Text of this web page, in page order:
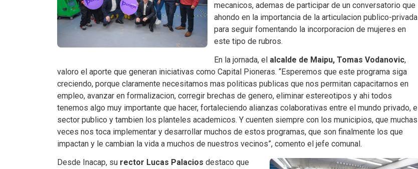
mecanicos, ademas de participar de un conversatorio que
ahondo en la importancia de la articulacion publico-privada
para seguir fomentando la incorporacion de mujeres en
este tipo de rubros.
En la jornada, el alcalde de Maipu, Tomas Vodanovic,
valoro el aporte que generan iniciativas como Capital Pioneras. “Esperemos que este programa siga
creciendo, porque claramente necesitamos mas politicas publicas que nos permitan capacitarnos en
empleo, avanzar en formalizacion, corregir brechas de genero, eliminar estereotipos y ahi todos
tenemos algo muy importante que hacer, fortaleciendo alianzas colaborativas entre el mundo privado, el
sector publico y tambien los planteles academicos. Y cuenten siempre con los municipios, que muchas
veces nos toca implementar y desarrollar muchos de estos programas, que son finalmente los que
impactan y le cambian la vida a muchos de nuestros vecinos”, comento el jefe comunal.
Desde Inacap, su rector Lucas Palacios destaco que